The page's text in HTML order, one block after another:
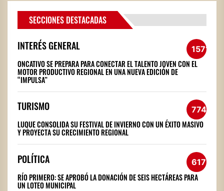
SECCIONES DESTACADAS
INTERÉS GENERAL 1571
ONCATIVO SE PREPARA PARA CONECTAR EL TALENTO JOVEN CON EL
MOTOR PRODUCTIVO REGIONAL EN UNA NUEVA EDICIÓN DE
“IMPULSA”
TURISMO 774
LUQUE CONSOLIDA SU FESTIVAL DE INVIERNO CON UN ÉXITO MASIVO
Y PROYECTA SU CRECIMIENTO REGIONAL
POLÍTICA 617
RÍO PRIMERO: SE APROBÓ LA DONACIÓN DE SEIS HECTÁREAS PARA
UN LOTEO MUNICIPAL